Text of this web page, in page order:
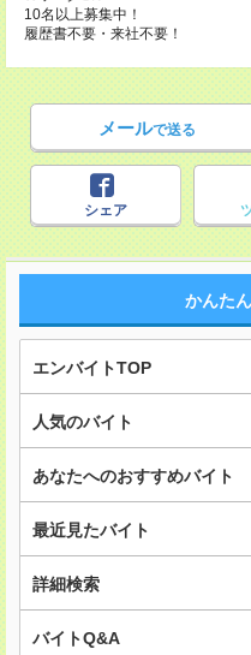
10名以上募集中！
履歴書不要・来社不要！
メールで送る
シェア
かんた
エンバイトTOP
人気のバイト
あなたへのおすすめバイト
最近見たバイト
詳細検索
バイトQ&A